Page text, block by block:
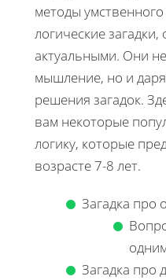
методы
логические
актуальными. Они
мышление, но и
решения загадок.
вам некоторые
логику, которые
возрасте 7-8 лет.
Загадка про
Загадка про